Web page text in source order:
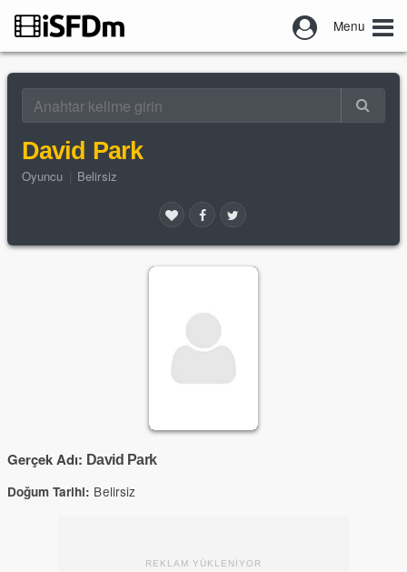
Menu
David Park
Oyuncu Belirsiz
Gerçek Adı: David Park
Doğum Tarihi: Belirsiz
REKLAM YÜKLENİYOR